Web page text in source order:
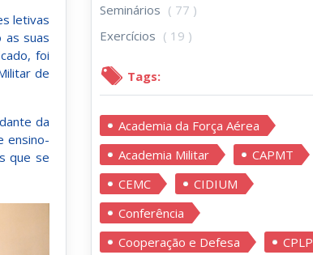
letivas
as suas
foi
de
da
ensino-
que se
Seminários ( 77 )
Exercícios ( 19 )
Tags:
Academia da Força Aérea
Academia Militar
CAPMT
CEMC
CIDIUM
Conferência
Cooperação e Defesa
CPLP